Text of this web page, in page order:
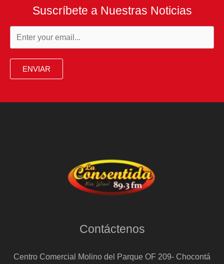
Suscríbete a Nuestras Noticias
ENVIAR
Contáctenos
Centro Comercial Molino del Parque OF 209- Chocontá